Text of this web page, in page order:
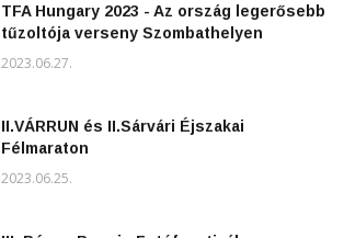
TFA Hungary 2023 - Az ország legerősebb
tűzoltója verseny Szombathelyen
2023.06.27.
II.VÁRRUN és II.Sárvári Éjszakai
Félmaraton
2023.06.25.